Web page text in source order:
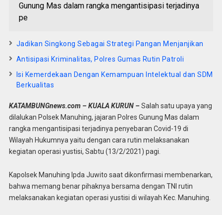
Gunung Mas dalam rangka mengantisipasi terjadinya
pe
Jadikan Singkong Sebagai Strategi Pangan Menjanjikan
Antisipasi Kriminalitas, Polres Gumas Rutin Patroli
Isi Kemerdekaan Dengan Kemampuan Intelektual dan SDM
Berkualitas
KATAMBUNGnews.com – KUALA KURUN – Salah satu upaya yang
dilalukan Polsek Manuhing, jajaran Polres Gunung Mas dalam
rangka mengantisipasi terjadinya penyebaran Covid-19 di
Wilayah Hukumnya yaitu dengan cara rutin melaksanakan
kegiatan operasi yustisi, Sabtu (13/2/2021) pagi.
Kapolsek Manuhing Ipda Juwito saat dikonfirmasi membenarkan,
bahwa memang benar pihaknya bersama dengan TNI rutin
melaksanakan kegiatan operasi yustisi di wilayah Kec. Manuhing.